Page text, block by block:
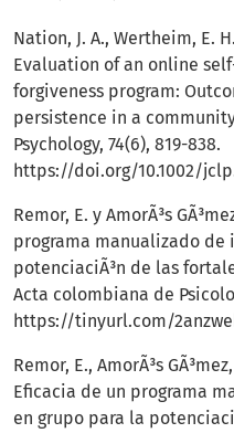
Nation, J. A., Wertheim, E.
Evaluation of an online
forgiveness program:
persistence in a
Psychology, 74(6), 819-838.
https://doi.org/10.1002/
Remor, E. y AmorÃ³s
programa manualizado de
potenciaciÃ³n de las
Acta colombiana de
https://tinyurl.com/
Remor, E., AmorÃ³s
Eficacia de un programa
en grupo para la